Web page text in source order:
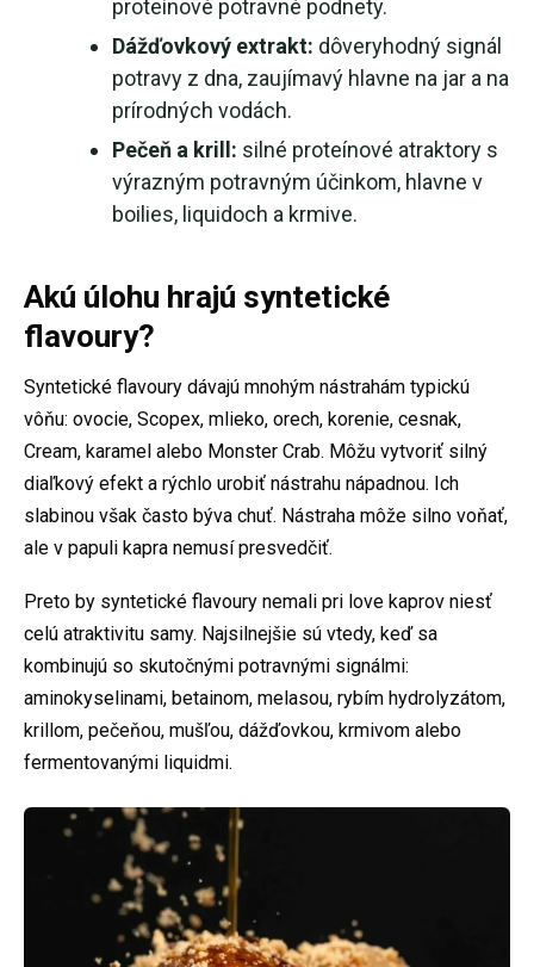
proteínové potravné podnety.
Dážďovkový extrakt: dôveryhodný signál
potravy z dna, zaujímavý hlavne na jar a na
prírodných vodách.
Pečeň a krill: silné proteínové atraktory s
výrazným potravným účinkom, hlavne v
boilies, liquidoch a krmive.
Akú úlohu hrajú syntetické
flavoury?
Syntetické flavoury dávajú mnohým nástrahám typickú
vôňu: ovocie, Scopex, mlieko, orech, korenie, cesnak,
Cream, karamel alebo Monster Crab. Môžu vytvoriť silný
diaľkový efekt a rýchlo urobiť nástrahu nápadnou. Ich
slabinou však často býva chuť. Nástraha môže silno voňať,
ale v papuli kapra nemusí presvedčiť.
Preto by syntetické flavoury nemali pri love kaprov niesť
celú atraktivitu samy. Najsilnejšie sú vtedy, keď sa
kombinujú so skutočnými potravnými signálmi:
aminokyselinami, betainom, melasou, rybím hydrolyzátom,
krillom, pečeňou, mušľou, dážďovkou, krmivom alebo
fermentovanými liquidmi.